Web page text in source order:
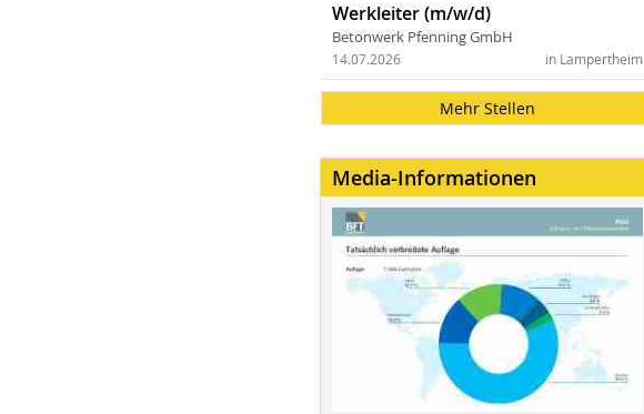
Werkleiter (m/w/d)
Betonwerk Pfenning GmbH
in Lampertheim
14.07.2026
Mehr Stellen
Media-Informationen